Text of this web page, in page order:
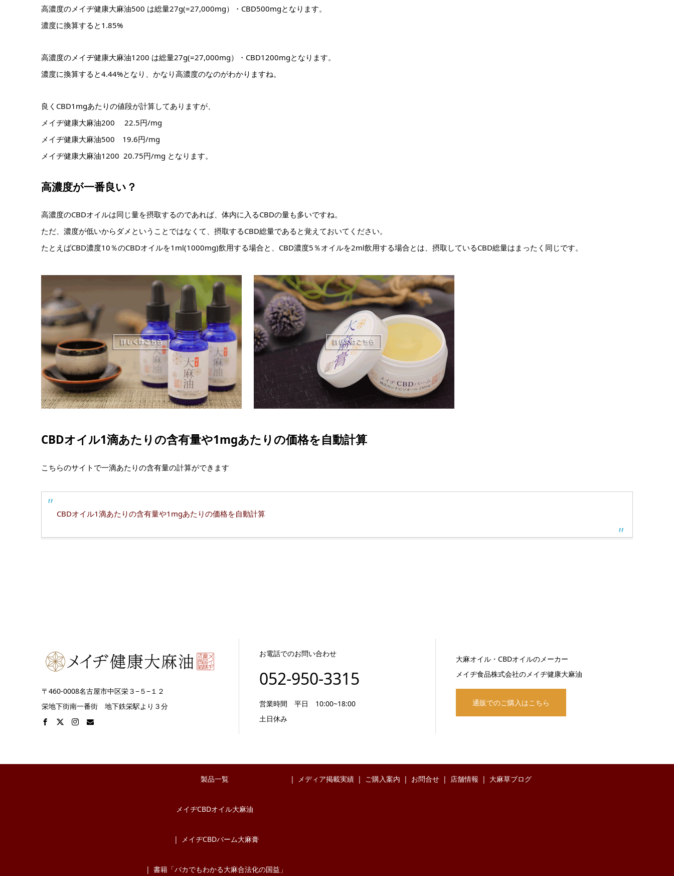
高濃度のメイヂ健康大麻油500 は総量27g(=27,000mg）・CBD500mgとなります。
濃度に換算すると1.85%
高濃度のメイヂ健康大麻油1200 は総量27g(=27,000mg）・CBD1200mgとなります。
濃度に換算すると4.44%となり、かなり高濃度のなのがわかりますね。
良くCBD1mgあたりの値段が計算してありますが、
メイヂ健康大麻油200 22.5円/mg
メイヂ健康大麻油500 19.6円/mg
メイヂ健康大麻油1200 20.75円/mg となります。
高濃度が一番良い？
高濃度のCBDオイルは同じ量を摂取するのであれば、体内に入るCBDの量も多いですね。
ただ、濃度が低いからダメということではなくて、摂取するCBD総量であると覚えておいてください。
たとえばCBD濃度10％のCBDオイルを1ml(1000mg)飲用する場合と、CBD濃度5％オイルを2ml飲用する場合とは、摂取しているCBD総量はまったく同じです。
CBDオイル1滴あたりの含有量や1mgあたりの価格を自動計算
こちらのサイトで一滴あたりの含有量の計算ができます
CBDオイル1滴あたりの含有量や1mgあたりの価格を自動計算
〒460-0008名古屋市中区栄３−５−１２
栄地下街南一番街 地下鉄栄駅より３分
お電話でのお問い合わせ
052-950-3315
営業時間 平日 10:00~18:00
土日休み
大麻オイル・CBDオイルのメーカー
メイヂ食品株式会社のメイヂ健康大麻油
通販でのご購入はこちら
製品一覧
メイヂCBDオイル大麻油
メイヂCBDバーム大麻膏
書籍「バカでもわかる大麻合法化の国益」
メディア掲載実績 ご購入案内 お問合せ 店舗情報 大麻草ブログ